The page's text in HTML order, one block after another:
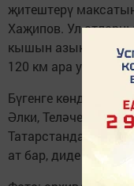
җитештерү
Хаҗипов. Ул
кышын азыкны
120 км ара уза
Бүгенге көндә
Әлки, Теләче, Саба
Татарстанда
ат бар, диде